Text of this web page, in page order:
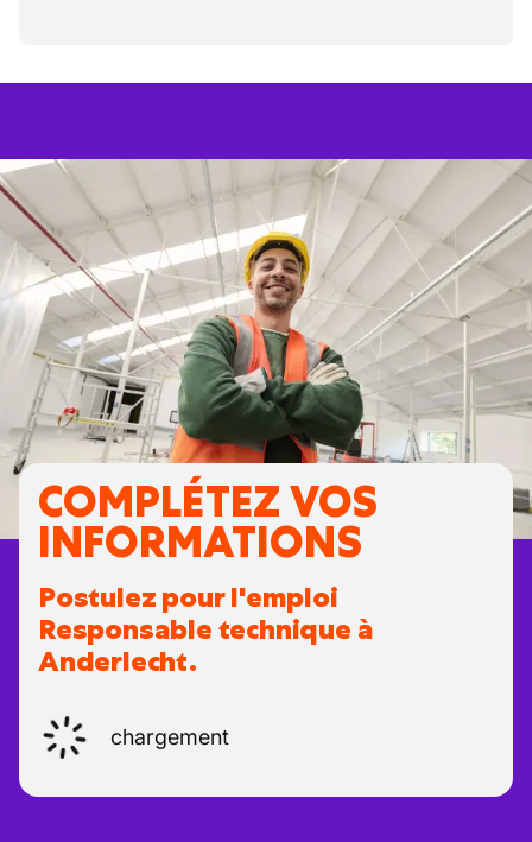
COMPLÉTEZ VOS
INFORMATIONS
Postulez pour l'emploi
Responsable technique à
Anderlecht.
chargement